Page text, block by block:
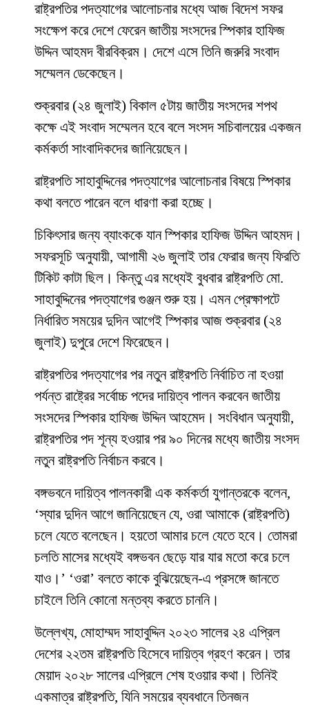
রাষ্ট্রপতির পদত্যাগের আলোচনার মধ্যে আজ বিদেশ সফর
সংক্ষেপ করে দেশে ফেরেন জাতীয় সংসদের স্পিকার হাফিজ
উদ্দিন আহমদ বীরবিক্রম। দেশে এসে তিনি জরুরি সংবাদ
সম্মেলন ডেকেছেন।
শুক্রবার (২৪ জুলাই) বিকাল ৫টায় জাতীয় সংসদের শপথ
কক্ষে এই সংবাদ সম্মেলন হবে বলে সংসদ সচিবালয়ের একজন
কর্মকর্তা সাংবাদিকদের জানিয়েছেন।
রাষ্ট্রপতি সাহাবুদ্দিনের পদত্যাগের আলোচনার বিষয়ে স্পিকার
কথা বলতে পারেন বলে ধারণা করা হচ্ছে।
চিকিৎসার জন্য ব্যাংককে যান স্পিকার হাফিজ উদ্দিন আহমদ।
সফরসূচি অনুযায়ী, আগামী ২৬ জুলাই তার ফেরার জন্য ফিরতি
টিকিট কাটা ছিল। কিন্তু এর মধ্যেই বুধবার রাষ্ট্রপতি মো.
সাহাবুদ্দিনের পদত্যাগের গুঞ্জন শুরু হয়। এমন প্রেক্ষাপটে
নির্ধারিত সময়ের দুদিন আগেই স্পিকার আজ শুক্রবার (২৪
জুলাই) দুপুরে দেশে ফিরেছেন।
রাষ্ট্রপতির পদত্যাগের পর নতুন রাষ্ট্রপতি নির্বাচিত না হওয়া
পর্যন্ত রাষ্ট্রের সর্বোচ্চ পদের দায়িত্ব পালন করবেন জাতীয়
সংসদের স্পিকার হাফিজ উদ্দিন আহমেদ। সংবিধান অনুযায়ী,
রাষ্ট্রপতির পদ শূন্য হওয়ার পর ৯০ দিনের মধ্যে জাতীয় সংসদ
নতুন রাষ্ট্রপতি নির্বাচন করবে।
বঙ্গভবনে দায়িত্ব পালনকারী এক কর্মকর্তা যুগান্তরকে বলেন,
‘স্যার দুদিন আগে জানিয়েছেন যে, ওরা আমাকে (রাষ্ট্রপতি)
চলে যেতে বলেছেন। হয়তো আমার চলে যেতে হবে। তোমরা
চলতি মাসের মধ্যেই বঙ্গভবন ছেড়ে যার যার মতো করে চলে
যাও।’ ‘ওরা’ বলতে কাকে বুঝিয়েছেন-এ প্রসঙ্গে জানতে
চাইলে তিনি কোনো মন্তব্য করতে চাননি।
উল্লেখ্য, মোহাম্মদ সাহাবুদ্দিন ২০২৩ সালের ২৪ এপ্রিল
দেশের ২২তম রাষ্ট্রপতি হিসেবে দায়িত্ব গ্রহণ করেন। তার
মেয়াদ ২০২৮ সালের এপ্রিলে শেষ হওয়ার কথা। তিনিই
একমাত্র রাষ্ট্রপতি, যিনি সময়ের ব্যবধানে তিনজন